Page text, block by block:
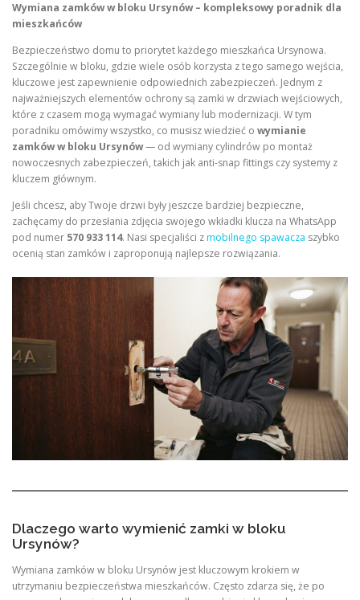
Wymiana zamków w bloku Ursynów – kompleksowy poradnik dla
mieszkańców
Bezpieczeństwo domu to priorytet każdego mieszkańca Ursynowa.
Szczególnie w bloku, gdzie wiele osób korzysta z tego samego wejścia,
kluczowe jest zapewnienie odpowiednich zabezpieczeń. Jednym z
najważniejszych elementów ochrony są zamki w drzwiach wejściowych,
które z czasem mogą wymagać wymiany lub modernizacji. W tym
poradniku omówimy wszystko, co musisz wiedzieć o wymianie
zamków w bloku Ursynów— od wymiany cylindrów po montaż
nowoczesnych zabezpieczeń, takich jak anti-snap fittings czy systemy z
kluczem głównym.
Jeśli chcesz, aby Twoje drzwi były jeszcze bardziej bezpieczne,
zachęcamy do przesłania zdjęcia swojego wkładki klucza na WhatsApp
pod numer 570 933 114. Nasi specjaliści zmobilnego spawacza szybko
ocenią stan zamków i zaproponują najlepsze rozwiązania.
Dlaczego warto wymienić zamki w bloku
Ursynów?
Wymiana zamków w bloku Ursynów jest kluczowym krokiem w
utrzymaniu bezpieczeństwa mieszkańców. Często zdarza się, że po